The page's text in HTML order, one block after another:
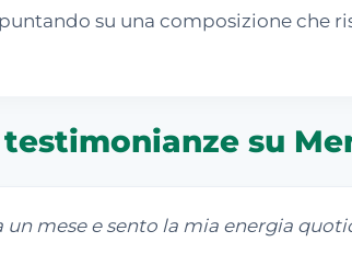
su una composizione che
testimonianze su
un mese e sento la mia energia